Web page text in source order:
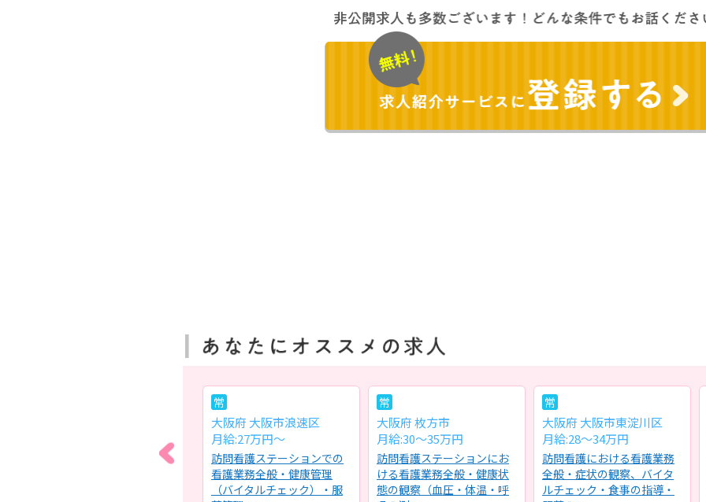
ケアミックス病院の療養病
常
大阪府 大阪市浪速区
月給:27万円～
訪問看護ステーションでの
看護業務全般・健康管理
（バイタルチェック）・服
常
大阪府 枚方市
月給:30～35万円
訪問看護ステーションにお
ける看護業務全般・健康状
態の観察（血圧・体温・呼
常
大阪府 大阪市東淀川区
月給:28～34万円
訪問看護における看護業務
全般・症状の観察、バイタ
ルチェック・食事の指導・